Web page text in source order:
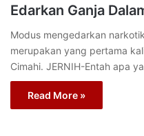
Edarkan Ganja
Modus mengedarkan
merupakan yang pertama
Cimahi. JERNIH-Entah apa
Read More »